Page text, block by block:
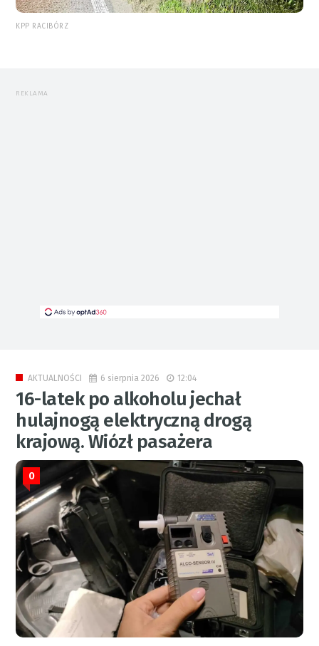
KPP RACIBÓRZ
REKLAMA
AKTUALNOŚCI 6 sierpnia 2026 12:04
16-latek po alkoholu jechał
hulajnogą elektryczną drogą
krajową. Wiózł pasażera
0